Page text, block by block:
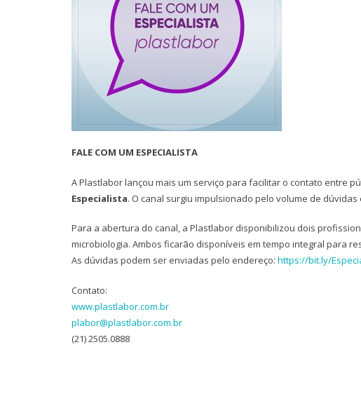
FALE COM UM ESPECIALISTA
A Plastlabor lançou mais um serviço para facilitar o contato entre
Especialista. O canal surgiu impulsionado pelo volume de
Para a abertura do canal, a Plastlabor disponibilizou dois
microbiologia. Ambos ficarão disponíveis em tempo integral para
As dúvidas podem ser enviadas pelo endereço: https://bit.ly/
Contato:
www.plastlabor.com.br
plabor@plastlabor.com.br
(21) 2505.0888